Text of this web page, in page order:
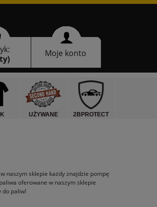
Moje konto
UŻYWANE 2BPROTECT
naszym sklepie każdy znajdzie pompę
oferowane w naszym sklepie
do paliw!